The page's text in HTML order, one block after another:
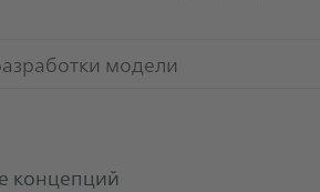
модели
концепций